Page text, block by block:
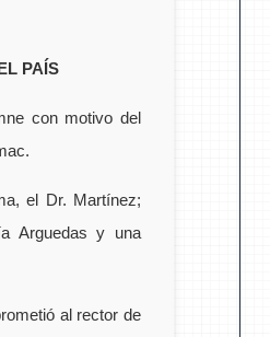
PAÍS
con motivo del
el Dr. Martínez;
Arguedas y una
al rector de